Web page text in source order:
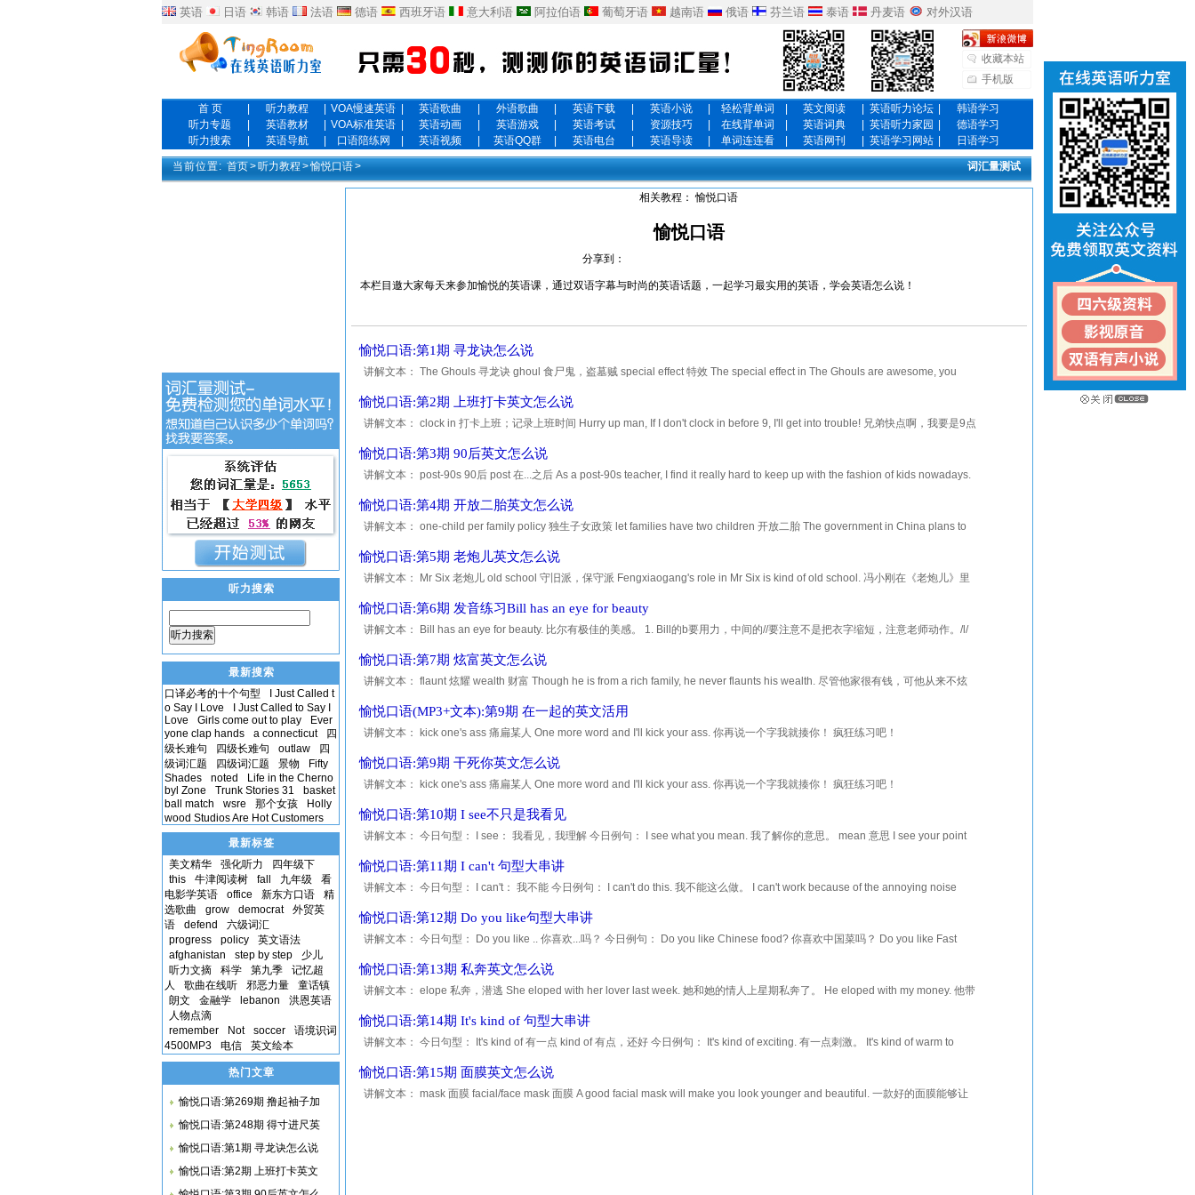
英语 日语 韩语 法语 德语 西班牙语 意大利语 阿拉伯语 葡萄牙语 越南语 俄语 芬兰语 泰语 丹麦语 对外汉语
收藏本站
手机版
首 页 听力教程 VOA慢速英语 英语歌曲 外语歌曲 英语下载 英语小说 轻松背单词 英文阅读 英语听力论坛
韩语学习
听力专题
英语教材 VOA标准英语 英语动画 英语游戏 英语考试 资源技巧 在线背单词 英语词典 英语听力家园
德语学习
听力搜索
英语导航 口语陪练网 英语视频 英语QQ群 英语电台 英语导读 单词连连看 英语网刊 英语学习网站 日语学习
词汇量测试
当前位置: 首页>听力教程 >愉悦口语>
相关教程：愉悦口语
愉悦口语
分享到：
本栏目邀大家每天来参加愉悦的英语课，通过双语字幕与时尚的英语话题，一起学习最实用的英语，学会英语怎么说！
愉悦口语:第1期 寻龙诀怎么说
讲解文本： The Ghouls 寻龙诀 ghoul 食尸鬼，盗墓贼 special effect 特效 The special effect in The Ghouls are awesome, you
愉悦口语:第2期 上班打卡英文怎么说
讲解文本： clock in 打卡上班；记录上班时间 Hurry up man, If I don't clock in before 9, I'll get into trouble! 兄弟快点啊，我要是9点
愉悦口语:第3期 90后英文怎么说
讲解文本： post-90s 90后 post 在...之后 As a post-90s teacher, I find it really hard to keep up with the fashion of kids nowadays.
愉悦口语:第4期 开放二胎英文怎么说
讲解文本： one-child per family policy 独生子女政策 let families have two children 开放二胎 The government in China plans to
愉悦口语:第5期 老炮儿英文怎么说
讲解文本： Mr Six 老炮儿 old school 守旧派，保守派 Fengxiaogang's role in Mr Six is kind of old school. 冯小刚在《老炮儿》里
愉悦口语:第6期 发音练习Bill has an eye for beauty
讲解文本： Bill has an eye for beauty. 比尔有极佳的美感。 1. Bill的b要用力，中间的//要注意不是把衣字缩短，注意老师动作。/l/
愉悦口语:第7期 炫富英文怎么说
讲解文本： flaunt 炫耀 wealth 财富 Though he is from a rich family, he never flaunts his wealth. 尽管他家很有钱，可他从来不炫
愉悦口语(MP3+文本):第9期 在一起的英文活用
讲解文本： kick one's ass 痛扁某人 One more word and I'll kick your ass. 你再说一个字我就揍你！ 疯狂练习吧！
愉悦口语:第9期 干死你英文怎么说
讲解文本： kick one's ass 痛扁某人 One more word and I'll kick your ass. 你再说一个字我就揍你！ 疯狂练习吧！
愉悦口语:第10期 I see不只是我看见
讲解文本： 今日句型： I see： 我看见，我理解 今日例句： I see what you mean. 我了解你的意思。 mean 意思 I see your point
愉悦口语:第11期 I can't 句型大串讲
讲解文本： 今日句型： I can't： 我不能 今日例句： I can't do this. 我不能这么做。 I can't work because of the annoying noise
愉悦口语:第12期 Do you like句型大串讲
讲解文本： 今日句型： Do you like .. 你喜欢...吗？ 今日例句： Do you like Chinese food? 你喜欢中国菜吗？ Do you like Fast
愉悦口语:第13期 私奔英文怎么说
讲解文本： elope 私奔，潜逃 She eloped with her lover last week. 她和她的情人上星期私奔了。 He eloped with my money. 他带
愉悦口语:第14期 It's kind of 句型大串讲
讲解文本： 今日句型： It's kind of 有一点 kind of 有点，还好 今日例句： It's kind of exciting. 有一点刺激。 It's kind of warm to
愉悦口语:第15期 面膜英文怎么说
讲解文本： mask 面膜 facial/face mask 面膜 A good facial mask will make you look younger and beautiful. 一款好的面膜能够让
听力搜索
听力搜索
最新搜索
口译必考的十个句型
I Just Called t
o Say I Love
I Just Called to Say I
Love
Girls come out to play
Ever
yone clap hands
a connecticut
四
级长难句
四级长难句 outlaw
四
级词汇题
四级词汇题 景物
Fifty
Shades
noted
Life in the Cherno
byl Zone
Trunk Stories 31
basket
ball match
wsre 那个女孩
Holly
wood Studios Are Hot Customers
最新标签
美文精华
强化听力
四年级下
this
牛津阅读树 fall 九年级
看
电影学英语
office 新东方口语
精
选歌曲
grow democrat
外贸英
语
defend
六级词汇
progress
policy
英文语法
afghanistan
step by step
少儿
听力文摘
科学 第九季
记忆超
人
歌曲在线听 邪恶力量
童话镇
朗文
金融学 lebanon
洪恩英语
人物点滴
remember
Not soccer
语境识词
4500MP3
电信 英文绘本
热门文章
愉悦口语:第269期 撸起袖子加
愉悦口语:第248期 得寸进尺英
愉悦口语:第1期 寻龙诀怎么说
愉悦口语:第2期 上班打卡英文